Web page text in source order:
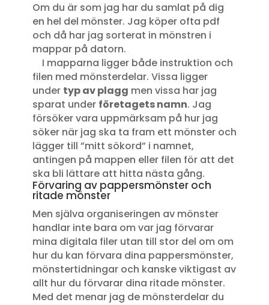
Om du är som jag har du samlat på dig
en hel del mönster. Jag köper ofta pdf
och då har jag sorterat in mönstren i
mappar på datorn.
I mapparna ligger både instruktion och
filen med mönsterdelar. Vissa ligger
under typ av plagg men vissa har jag
sparat under företagets namn. Jag
försöker vara uppmärksam på hur jag
söker när jag ska ta fram ett mönster och
lägger till ”mitt sökord” i namnet,
antingen på mappen eller filen för att det
ska bli lättare att hitta nästa gång.
Förvaring av pappersmönster och
ritade mönster
Men själva organiseringen av mönster
handlar inte bara om var jag förvarar
mina digitala filer utan till stor del om om
hur du kan förvara dina pappersmönster,
mönstertidningar och kanske viktigast av
allt hur du förvarar dina ritade mönster.
Med det menar jag de mönsterdelar du